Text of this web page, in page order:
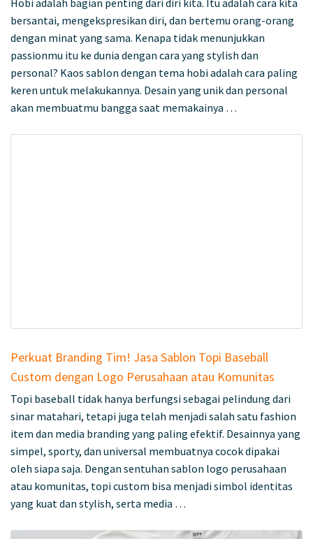
bersantai, mengekspresikan diri, dan bertemu orang-orang
dengan minat yang sama. Kenapa tidak menunjukkan
passionmu itu ke dunia dengan cara yang stylish dan
personal? Kaos sablon dengan tema hobi adalah cara paling
keren untuk melakukannya. Desain yang unik dan personal
akan membuatmu bangga saat memakainya …
Perkuat Branding Tim! Jasa Sablon Topi Baseball
Custom dengan Logo Perusahaan atau Komunitas
Topi baseball tidak hanya berfungsi sebagai pelindung dari
sinar matahari, tetapi juga telah menjadi salah satu fashion
item dan media branding yang paling efektif. Desainnya yang
simpel, sporty, dan universal membuatnya cocok dipakai
oleh siapa saja. Dengan sentuhan sablon logo perusahaan
atau komunitas, topi custom bisa menjadi simbol identitas
yang kuat dan stylish, serta media …